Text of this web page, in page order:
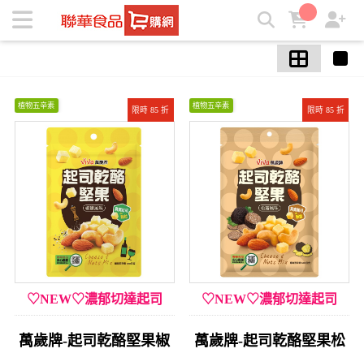
【萬歲牌】夾鏈袋堅果3件8折/滿6件75折/滿10件72折 | ★聯華
食品e購網★
限時 85 折
植物五辛素
♡NEW♡濃郁切達起司
萬歲牌-起司乾酪堅果椒
限時 85 折
植物五辛素
♡NEW♡濃郁切達起司
萬歲牌-起司乾酪堅果松